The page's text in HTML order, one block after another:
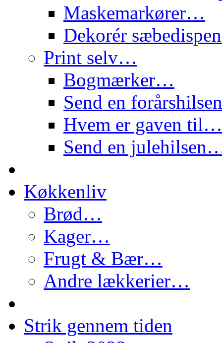
Maskemarkører…
Dekorér
Print selv…
Bogmærker…
Send en
Hvem er gaven til…
Send en
Køkkenliv
Brød…
Kager…
Frugt & Bær…
Andre lækkerier…
Strik gennem tiden